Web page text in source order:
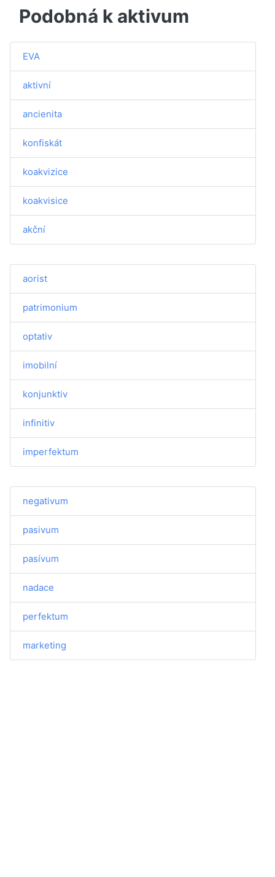
Podobná k aktivum
EVA
aktivní
ancienita
konfiskát
koakvizice
koakvisice
akční
aorist
patrimonium
optativ
imobilní
konjunktiv
infinitiv
imperfektum
negativum
pasivum
pasívum
nadace
perfektum
marketing